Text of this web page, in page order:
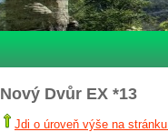
Nový Dvůr EX *13
Jdi o úroveň výše na stránku